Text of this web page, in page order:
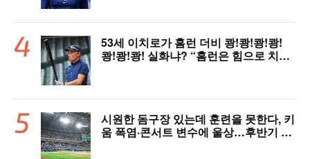
53세 이치로가 홈런 더비 쾅!쾅!쾅!쾅!
쾅!쾅!쾅! 실화냐? “홈런은 힘으로 치는
시원한 돔구장 있는데 훈련을 못한다, 키
움 폭염·콘서트 변수에 울상…후반기 상